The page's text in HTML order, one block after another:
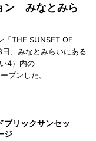
ン みなとみら
「THE SUNSET OF
、みなとみらいにある
4）内の
プンした。
ブリックサンセッ
ジ